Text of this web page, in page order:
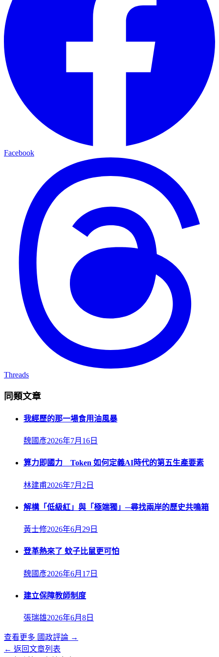
Facebook
Threads
同類文章
我經歷的那一場食用油風暴
魏國彥2026年7月16日
算力即國力 Token 如何定義AI時代的第五生產要素
林建甫2026年7月2日
解構「低級紅」與「極端獨」─尋找兩岸的歷史共鳴箱
黃士修2026年6月29日
登革熱來了 蚊子比鼠更可怕
魏國彥2026年6月17日
建立保障教師制度
張瑞雄2026年6月8日
查看更多 國政評論 →
← 返回文章列表